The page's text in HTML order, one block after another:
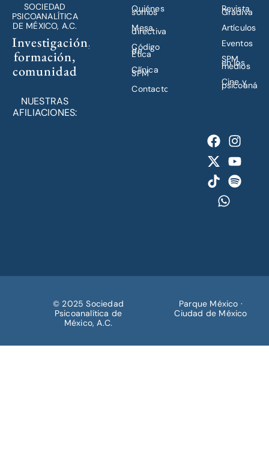
SOCIEDAD
PSICOANALÍTICA
DE MÉXICO, A.C.
Investigación,
formación,
comunidad
NUESTRAS
AFILIACIONES:
Quiénes
somos
Mesa
directiva
Código
de
Ética
Clínica
SPM
Contacto
Revista
Gradiva
Artículos
Eventos
SPM
en los
medios
Cine y
© 2025 Sociedad
Psicoanalítica de
México, A.C.
Parque México ·
Ciudad de México